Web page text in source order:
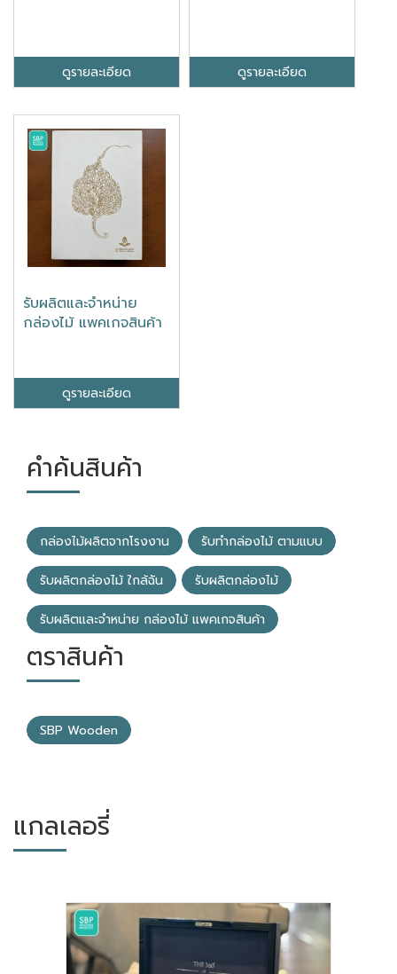
ดูรายละเอียด ดูรายละเอียด
รับผลิตและจำหน่าย
กล่องไม้ แพคเกจสินค้า
ดูรายละเอียด
คำค้นสินค้า
กล่องไม้ผลิตจากโรงงาน รับทํากล่องไม้ ตามแบบ
รับผลิตกล่องไม้ ใกล้ฉัน รับผลิตกล่องไม้
รับผลิตและจำหน่าย กล่องไม้ แพคเกจสินค้า
ตราสินค้า
SBP Wooden
แกลเลอรี่